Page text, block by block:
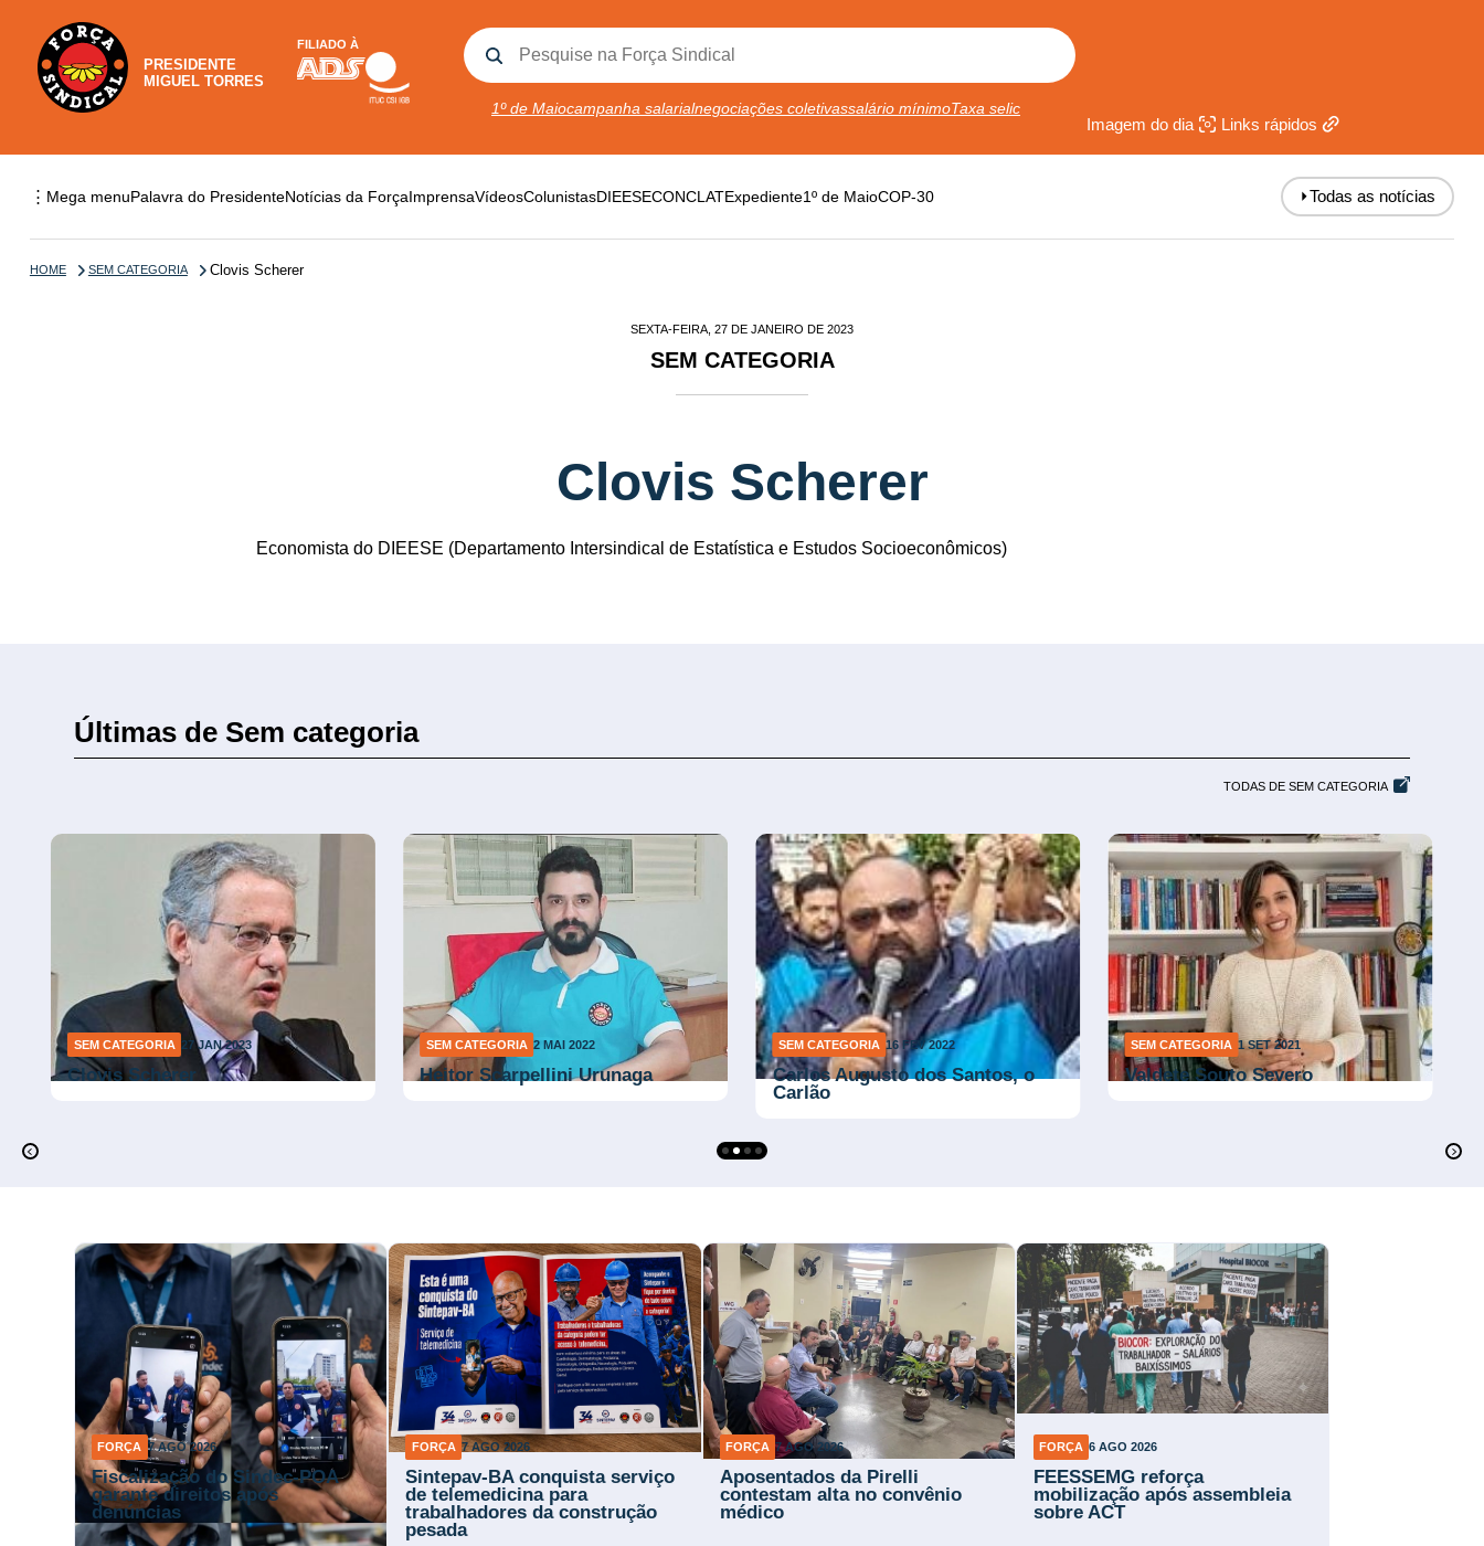
PRESIDENTE
MIGUEL TORRES
FILIADO À
1º de Maiocampanha salarialnegociações coletivassalário mínimoTaxa selic
Imagem do dia Links rápidos
⋮ Mega menuPalavra do PresidenteNotícias da ForçaImprensaVídeosColunistasDIEESECONCLATExpediente1º de MaioCOP-30 ⏵Todas as notícias
HOME SEM CATEGORIA Clovis Scherer
SEXTA-FEIRA, 27 DE JANEIRO DE 2023
SEM CATEGORIA
Clovis Scherer
Economista do DIEESE (Departamento Intersindical de Estatística e Estudos Socioeconômicos)
Últimas de Sem categoria
TODAS DE SEM CATEGORIA
SEM CATEGORIA 27 JAN 2023
Clovis Scherer
SEM CATEGORIA 2 MAI 2022
Heitor Scarpellini Urunaga
SEM CATEGORIA 16 FEV 2022
Carlos Augusto dos Santos, o
Carlão
SEM CATEGORIA 1 SET 2021
Valdete Souto Severo
FORÇA 7 AGO 2026
Fiscalização do Sindec-POA
garante direitos após
denúncias
FORÇA 7 AGO 2026
Sintepav-BA conquista serviço
de telemedicina para
trabalhadores da construção
pesada
FORÇA 7 AGO 2026
Aposentados da Pirelli
contestam alta no convênio
médico
FORÇA 6 AGO 2026
FEESSEMG reforça
mobilização após assembleia
sobre ACT